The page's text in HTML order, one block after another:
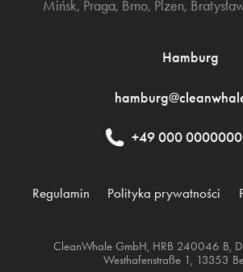
Mińsk, Praga, Brno, Plzen,
Hamburg
+49 000
Regulamin Polityka prywatności
CleanWhale GmbH, HRB 240046 B,
Westhafenstraße 1, 13353